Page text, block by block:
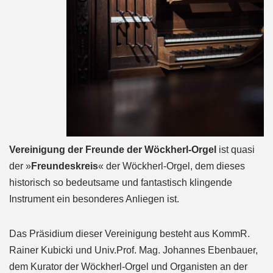
Vereinigung der Freunde der Wöckherl-Orgel ist quasi
der »Freundeskreis« der Wöckherl-Orgel, dem dieses
historisch so bedeutsame und fantastisch klingende
Instrument ein besonderes Anliegen ist.
Das Präsidium dieser Vereinigung besteht aus KommR.
Rainer Kubicki und Univ.Prof. Mag. Johannes Ebenbauer,
dem Kurator der Wöckherl-Orgel und Organisten an der